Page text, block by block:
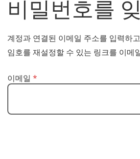
비밀번호를
계정과 연결된 이메일 주소를 입력하
임호를 재설정할 수 있는 링크를 이메
이메일로 암호 재설정
이메일 *